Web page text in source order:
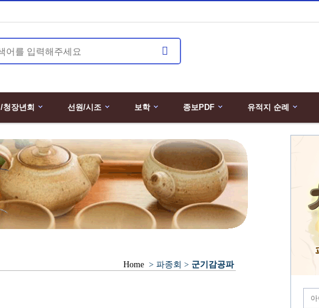
청장년회 선원/시조 보학 종보PDF
유적지 순례
Home > 파종회 > 군기감공파